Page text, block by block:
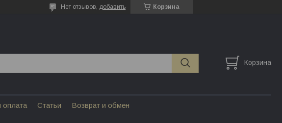
Корзина
Нет отзывов, добавить
Корзина
оплата Статьи Возврат и обмен